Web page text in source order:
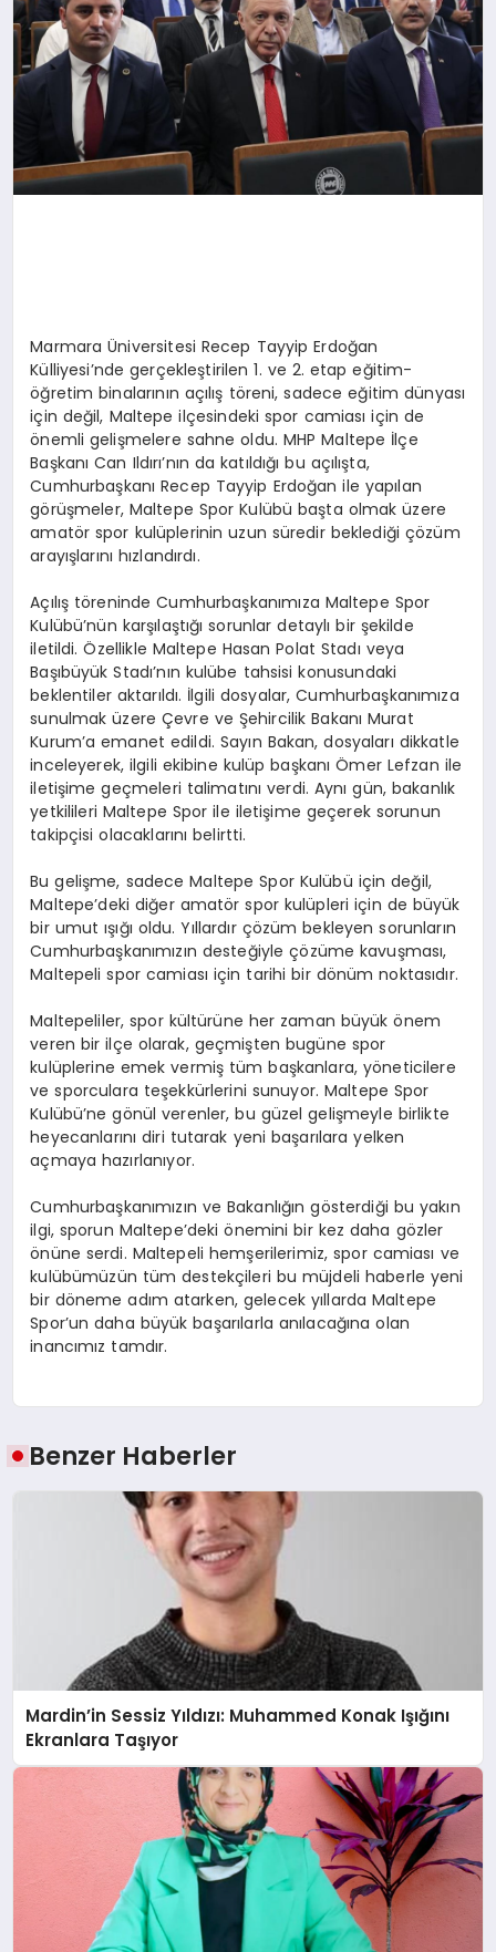
Marmara Üniversitesi Recep Tayyip Erdoğan
Külliyesi’nde gerçekleştirilen 1. ve 2. etap eğitim-
öğretim binalarının açılış töreni, sadece eğitim dünyası
için değil, Maltepe ilçesindeki spor camiası için de
önemli gelişmelere sahne oldu. MHP Maltepe İlçe
Başkanı Can Ildırı’nın da katıldığı bu açılışta,
Cumhurbaşkanı Recep Tayyip Erdoğan ile yapılan
görüşmeler, Maltepe Spor Kulübü başta olmak üzere
amatör spor kulüplerinin uzun süredir beklediği çözüm
arayışlarını hızlandırdı.
Açılış töreninde Cumhurbaşkanımıza Maltepe Spor
Kulübü’nün karşılaştığı sorunlar detaylı bir şekilde
iletildi. Özellikle Maltepe Hasan Polat Stadı veya
Başıbüyük Stadı’nın kulübe tahsisi konusundaki
beklentiler aktarıldı. İlgili dosyalar, Cumhurbaşkanımıza
sunulmak üzere Çevre ve Şehircilik Bakanı Murat
Kurum’a emanet edildi. Sayın Bakan, dosyaları dikkatle
inceleyerek, ilgili ekibine kulüp başkanı Ömer Lefzan ile
iletişime geçmeleri talimatını verdi. Aynı gün, bakanlık
yetkilileri Maltepe Spor ile iletişime geçerek sorunun
takipçisi olacaklarını belirtti.
Bu gelişme, sadece Maltepe Spor Kulübü için değil,
Maltepe’deki diğer amatör spor kulüpleri için de büyük
bir umut ışığı oldu. Yıllardır çözüm bekleyen sorunların
Cumhurbaşkanımızın desteğiyle çözüme kavuşması,
Maltepeli spor camiası için tarihi bir dönüm noktasıdır.
Maltepeliler, spor kültürüne her zaman büyük önem
veren bir ilçe olarak, geçmişten bugüne spor
kulüplerine emek vermiş tüm başkanlara, yöneticilere
ve sporculara teşekkürlerini sunuyor. Maltepe Spor
Kulübü’ne gönül verenler, bu güzel gelişmeyle birlikte
heyecanlarını diri tutarak yeni başarılara yelken
açmaya hazırlanıyor.
Cumhurbaşkanımızın ve Bakanlığın gösterdiği bu yakın
ilgi, sporun Maltepe’deki önemini bir kez daha gözler
önüne serdi. Maltepeli hemşerilerimiz, spor camiası ve
kulübümüzün tüm destekçileri bu müjdeli haberle yeni
bir döneme adım atarken, gelecek yıllarda Maltepe
Spor’un daha büyük başarılarla anılacağına olan
inancımız tamdır.
Benzer Haberler
Mardin’in Sessiz Yıldızı: Muhammed Konak Işığını
Ekranlara Taşıyor